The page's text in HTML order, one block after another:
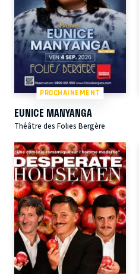
PROCHAINEMENT
EUNICE MANYANGA
Théâtre des Folies Bergère